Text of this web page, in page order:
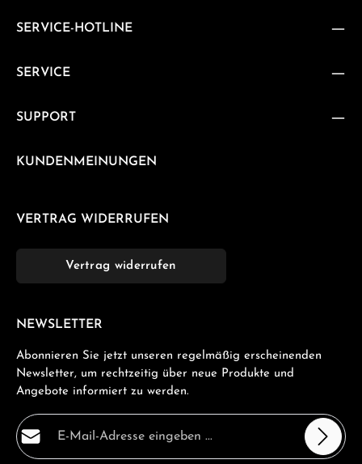
SERVICE-HOTLINE
SERVICE
SUPPORT
KUNDENMEINUNGEN
VERTRAG WIDERRUFEN
Vertrag widerrufen
NEWSLETTER
Abonnieren Sie jetzt unseren regelmäßig erscheinenden
Newsletter, um rechtzeitig über neue Produkte und
Angebote informiert zu werden.
E-Mail-Adresse*